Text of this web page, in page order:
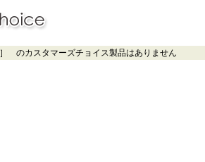
］ のカスタマーズチョイス製品はありません